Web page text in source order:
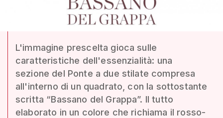
L'immagine prescelta gioca sulle
caratteristiche dell'essenzialità: una
sezione del Ponte a due stilate compresa
all'interno di un quadrato, con la sottostante
scritta “Bassano del Grappa”. Il tutto
elaborato in un colore che richiama il rosso-